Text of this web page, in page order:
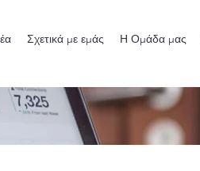
Σχετικά με εμάς Η Ομάδα μας